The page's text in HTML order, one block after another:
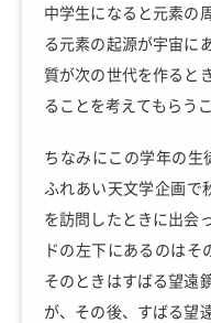
中学生になると元素の
る元素の起源が宇宙に
質が次の世代を作ると
ることを考えてもらう
ちなみにこの学年の
ふれあい天文学企画で
を訪問したときに出会
ドの左下にあるのはそ
そのときはすばる望遠
が、その後、すばる望